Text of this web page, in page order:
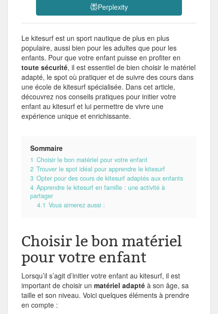
Perplexity
Le kitesurf est un sport nautique de plus en plus
populaire, aussi bien pour les adultes que pour les
enfants. Pour que votre enfant puisse en profiter en
toute sécurité, il est essentiel de bien choisir le matériel
adapté, le spot où pratiquer et de suivre des cours dans
une école de kitesurf spécialisée. Dans cet article,
découvrez nos conseils pratiques pour initier votre
enfant au kitesurf et lui permettre de vivre une
expérience unique et enrichissante.
Sommaire
1 Choisir le bon matériel pour votre enfant
2 Trouver le spot idéal pour apprendre le kitesurf
3 Opter pour des cours de kitesurf adaptés aux enfants
4 Apprendre le kitesurf en famille : une activité à
partager
4.1 Vous aimerez aussi :
Choisir le bon matériel
pour votre enfant
Lorsqu’il s’agit d’initier votre enfant au kitesurf, il est
important de choisir un matériel adapté à son âge, sa
taille et son niveau. Voici quelques éléments à prendre
en compte :